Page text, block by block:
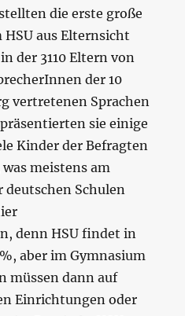
die erste große
aus Elternsicht
der 3110 Eltern von
der 10
vertretenen Sprachen
sie einige
Kinder der Befragten
meistens am
Schulen
denn HSU findet in
aber im Gymnasium
müssen dann auf
Einrichtungen oder